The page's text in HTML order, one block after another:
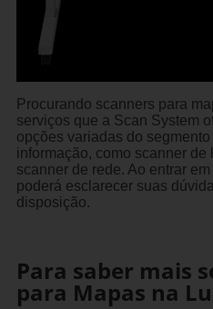
Procurando scanners para
serviços que a Scan System
opções variadas do
informação, como scanner de
scanner de rede. Ao entrar
poderá esclarecer suas
disposição.
Para saber mais
para Mapas na